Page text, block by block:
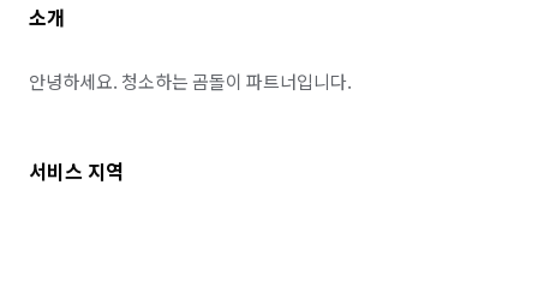
소개
안녕하세요. 청소하는 곰돌이 파트너입니다.
서비스 지역